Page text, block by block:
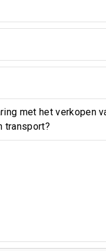
met het verkopen
transport?